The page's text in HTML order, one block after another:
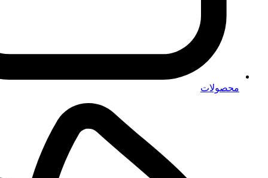
محصولات